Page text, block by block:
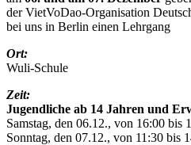
der VietVoDao-Organisation
bei uns in Berlin einen Lehrgang
Ort:
Wuli-Schule
Zeit:
Jugendliche ab 14 Jahren und
Samstag, den 06.12., von 16:00 bis
Sonntag, den 07.12., von 11:30 bis